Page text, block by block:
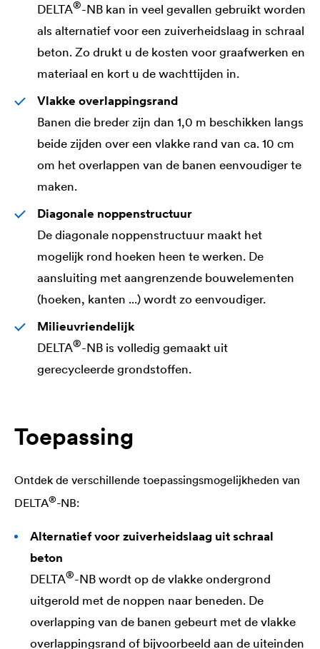
DELTA®-NB kan in veel gevallen gebruikt worden
als alternatief voor een zuiverheidslaag in schraal
beton. Zo drukt u de kosten voor graafwerken en
materiaal en kort u de wachttijden in.
Vlakke overlappingsrand
Banen die breder zijn dan 1,0 m beschikken langs
beide zijden over een vlakke rand van ca. 10 cm
om het overlappen van de banen eenvoudiger te
maken.
Diagonale noppenstructuur
De diagonale noppenstructuur maakt het
mogelijk rond hoeken heen te werken. De
aansluiting met aangrenzende bouwelementen
(hoeken, kanten ...) wordt zo eenvoudiger.
Milieuvriendelijk
DELTA®-NB is volledig gemaakt uit
gerecycleerde grondstoffen.
Toepassing
Ontdek de verschillende toepassingsmogelijkheden van
DELTA®-NB:
Alternatief voor zuiverheidslaag uit schraal
beton
DELTA®-NB wordt op de vlakke ondergrond
uitgerold met de noppen naar beneden. De
overlapping van de banen gebeurt met de vlakke
overlappingsrand of bijvoorbeeld aan de uiteinden